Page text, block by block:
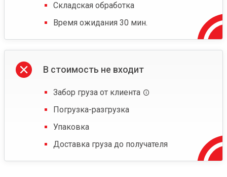
Складская обработка
Время ожидания 30 мин.
В стоимость не входит
Забор груза от клиента
Погрузка-разгрузка
Упаковка
Доставка груза до получателя